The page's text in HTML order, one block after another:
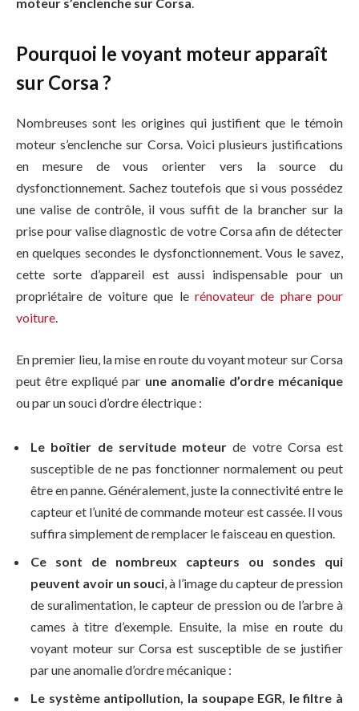
Pourquoi le voyant moteur apparaît
sur Corsa ?
Nombreuses sont les origines qui justifient que le témoin
moteur s’enclenche sur Corsa. Voici plusieurs justifications
en mesure de vous orienter vers la source du
dysfonctionnement. Sachez toutefois que si vous possédez
une valise de contrôle, il vous suffit de la brancher sur la
prise pour valise diagnostic de votre Corsa afin de détecter
en quelques secondes le dysfonctionnement. Vous le savez,
cette sorte d’appareil est aussi indispensable pour un
propriétaire de voiture que le rénovateur de phare pour
voiture.
En premier lieu, la mise en route du voyant moteur sur Corsa
peut être expliqué par une anomalie d’ordre mécanique
ou par un souci d’ordre électrique :
Le boîtier de servitude moteur de votre Corsa est
susceptible de ne pas fonctionner normalement ou peut
être en panne. Généralement, juste la connectivité entre le
capteur et l’unité de commande moteur est cassée. Il vous
suffira simplement de remplacer le faisceau en question.
Ce sont de nombreux capteurs ou sondes qui
peuvent avoir un souci, à l’image du capteur de pression
de suralimentation, le capteur de pression ou de l’arbre à
cames à titre d’exemple. Ensuite, la mise en route du
voyant moteur sur Corsa est susceptible de se justifier
par une anomalie d’ordre mécanique :
Le système antipollution, la soupape EGR, le filtre à